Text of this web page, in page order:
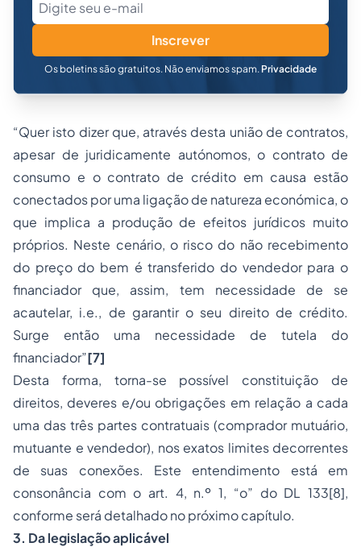
Inscrever
Os boletins são gratuitos. Não enviamos spam. Privacidade
“Quer isto dizer que, através desta união de contratos,
apesar de juridicamente autónomos, o contrato de
consumo e o contrato de crédito em causa estão
conectados por uma ligação de natureza económica, o
que implica a produção de efeitos jurídicos muito
próprios. Neste cenário, o risco do não recebimento
do preço do bem é transferido do vendedor para o
financiador que, assim, tem necessidade de se
acautelar, i.e., de garantir o seu direito de crédito.
Surge então uma necessidade de tutela do
financiador”[7]
Desta forma, torna-se possível constituição de
direitos, deveres e/ou obrigações em relação a cada
uma das três partes contratuais (comprador mutuário,
mutuante e vendedor), nos exatos limites decorrentes
de suas conexões. Este entendimento está em
consonância com o art. 4, n.º 1, “o” do DL 133[8],
conforme será detalhado no próximo capítulo.
3. Da legislação aplicável